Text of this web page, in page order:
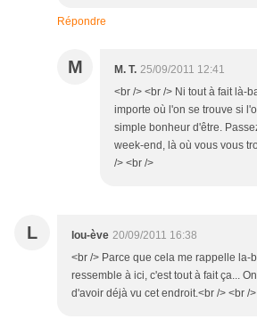
Répondre
M M. T. 25/09/2011 12:41
<br /> <br /> Ni tout à fait là-
importe où l'on se trouve si
simple bonheur d'être.
week-end, là où vous vous
/> <br />
L lou-ève 20/09/2011 16:38
<br /> Parce que cela me rappelle la-
ressemble à ici, c'est tout à fait ça...
d'avoir déjà vu cet endroit.<br /> <br /